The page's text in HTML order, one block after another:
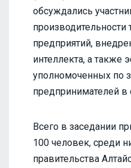
обсуждались
производительности
предприятий,
интеллекта, а также
уполномоченных по
предпринимателей в
Всего в заседании
100 человек, среди
правительства